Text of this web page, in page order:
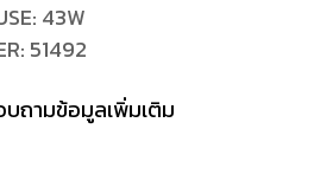
43W
51492
ถามข้อมูลเพิ่มเติม